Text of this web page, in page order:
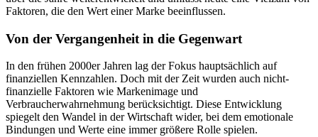
Faktoren, die den Wert einer Marke beeinflussen.
Von der Vergangenheit in die Gegenwart
In den frühen 2000er Jahren lag der Fokus hauptsächlich auf
finanziellen Kennzahlen. Doch mit der Zeit wurden auch nicht-
finanzielle Faktoren wie Markenimage und
Verbraucherwahrnehmung berücksichtigt. Diese Entwicklung
spiegelt den Wandel in der Wirtschaft wider, bei dem emotionale
Bindungen und Werte eine immer größere Rolle spielen.